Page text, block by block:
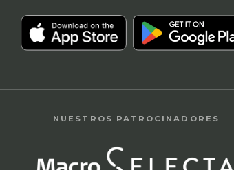
NUESTROS PATROCINADORES